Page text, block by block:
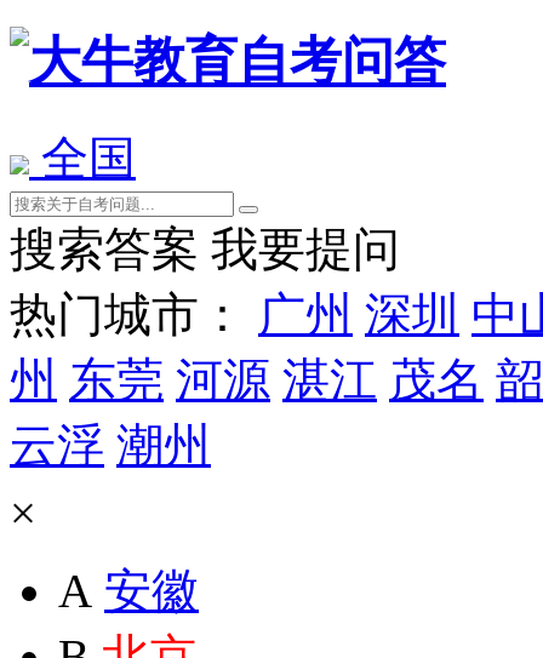
全国
搜索答案 我要提问
热门城市：
广州 深圳 中
州 东莞 河源 湛江 茂名
云浮 潮州
×
A 安徽